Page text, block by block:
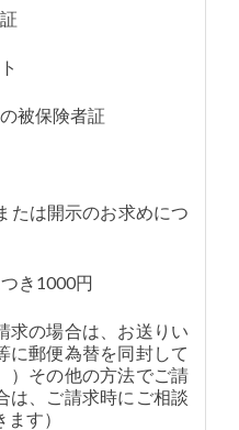
被保険者証
たは開示のお求めにつ
き1000円
求の場合は、お送りい
に郵便為替を同封して
）その他の方法でご請
は、ご請求時にご相談
す）